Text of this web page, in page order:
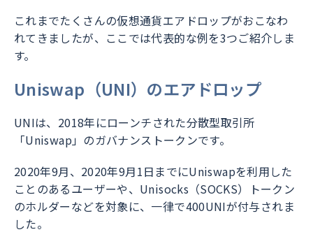
これまでたくさんの仮想通貨エアドロップがおこなわ
れてきましたが、ここでは代表的な例を3つご紹介しま
す。
Uniswap（UNI）のエアドロップ
UNIは、2018年にローンチされた分散型取引所
「Uniswap」のガバナンストークンです。
2020年9月、2020年9月1日までにUniswapを利用した
ことのあるユーザーや、Unisocks（SOCKS）トークン
のホルダーなどを対象に、一律で400UNIが付与されま
した。